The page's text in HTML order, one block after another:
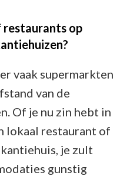
restaurants op
vaak supermarkten
van de
Of je nu zin hebt in
lokaal restaurant of
je zult
gunstig